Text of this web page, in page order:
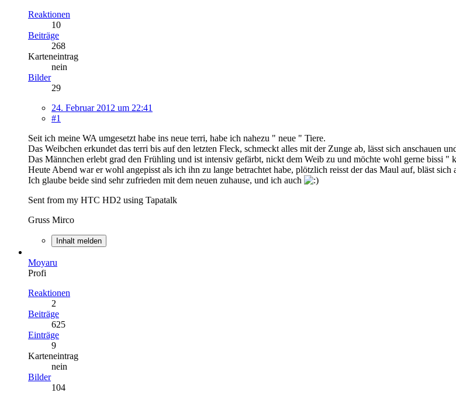
Reaktionen
10
Beiträge
268
Karteneintrag
nein
Bilder
29
24. Februar 2012 um 22:41
#1
Seit ich meine WA umgesetzt habe ins neue terri, habe ich nahezu " neue " Tiere.
Das Weibchen erkundet das terri bis auf den letzten Fleck, schmeckt alles mit der Zunge ab, lässt sich anschauen
Das Männchen erlebt grad den Frühling und ist intensiv gefärbt, nickt dem Weib zu und möchte wohl gerne bissi "
Heute Abend war er wohl angepisst als ich ihn zu lange betrachtet habe, plötzlich reisst der das Maul auf, bläst
Ich glaube beide sind sehr zufrieden mit dem neuen zuhause, und ich auch
Sent from my HTC HD2 using Tapatalk
Gruss Mirco
Inhalt melden
Moyaru
Profi
Reaktionen
2
Beiträge
625
Einträge
9
Karteneintrag
nein
Bilder
104